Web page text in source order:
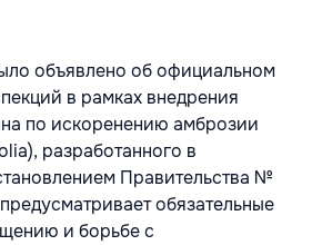
объявлено об официальном
в рамках внедрения
по искоренению амброзии
разработанного в
Правительства №
обязательные
и борьбе с